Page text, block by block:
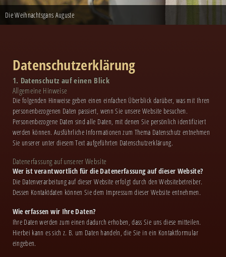
Pettersson kriegt Weihnachtsbesuch
INDIEN - Eine Schnitzeljagd durch die deutsche Provinz
Staub
Woyzeck
Pulcinella!
Ecstatic Dance Potsdam
Dreamland/Territorium der Träume
Frau Holle
Draußen vor der Tür
Das ImproMatch an der Havel
Socke, Mond und Sterne
Scenic Reading
Olaf, der Elch
Lab Rats
White Out
Dornröschen spinnt oder Das Schloss hinter der Dornenhecke
Die kleine Hexe
Transport: Cargo
Rapunzel
Die Weihnachtsgans Auguste
Datenschutzerklärung
1. Datenschutz auf einen Blick
Allgemeine Hinweise
Die folgenden Hinweise geben einen einfachen Überblick darüber, was mit Ihren
personenbezogenen Daten passiert, wenn Sie unsere Website besuchen.
Personenbezogene Daten sind alle Daten, mit denen Sie persönlich identifiziert
werden können. Ausführliche Informationen zum Thema Datenschutz entnehmen
Sie unserer unter diesem Text aufgeführten Datenschutzerklärung.
Datenerfassung auf unserer Website
Wer ist verantwortlich für die Datenerfassung auf dieser Website?
Die Datenverarbeitung auf dieser Website erfolgt durch den Websitebetreiber.
Dessen Kontaktdaten können Sie dem Impressum dieser Website entnehmen.
Wie erfassen wir Ihre Daten?
Ihre Daten werden zum einen dadurch erhoben, dass Sie uns diese mitteilen.
Hierbei kann es sich z. B. um Daten handeln, die Sie in ein Kontaktformular
eingeben.